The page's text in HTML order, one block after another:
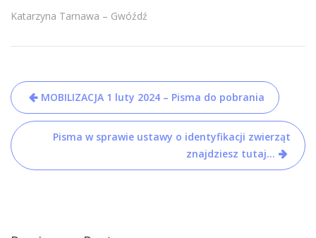
Katarzyna Tarnawa – Gwóźdź
Nawigacja
wpisu
MOBILIZACJA 1 luty 2024 – Pisma do pobrania
Pisma w sprawie ustawy o identyfikacji zwierząt
znajdziesz tutaj…